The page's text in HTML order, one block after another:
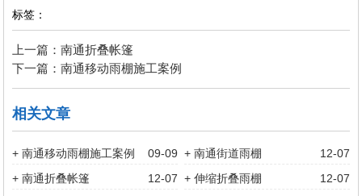
新品供应
联系明彩
标签：
上一篇：南通折叠帐篷
下一篇：南通移动雨棚施工案例
相关文章
+ 南通移动雨棚施工案例 09-09 + 南通街道雨棚
12-07
+ 南通折叠帐篷
12-07 + 伸缩折叠雨棚
12-07